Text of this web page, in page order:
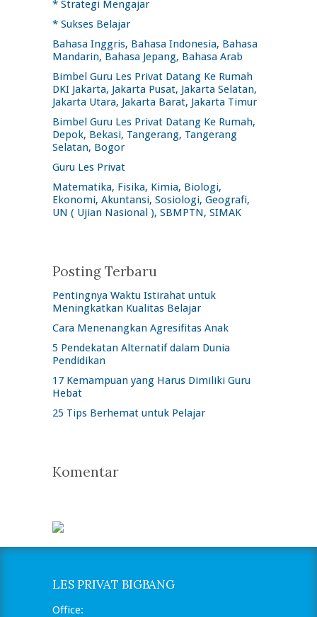
* Strategi Mengajar
* Sukses Belajar
Bahasa Inggris, Bahasa Indonesia, Bahasa
Mandarin, Bahasa Jepang, Bahasa Arab
Bimbel Guru Les Privat Datang Ke Rumah
DKI Jakarta, Jakarta Pusat, Jakarta Selatan,
Jakarta Utara, Jakarta Barat, Jakarta Timur
Bimbel Guru Les Privat Datang Ke Rumah,
Depok, Bekasi, Tangerang, Tangerang
Selatan, Bogor
Guru Les Privat
Matematika, Fisika, Kimia, Biologi,
Ekonomi, Akuntansi, Sosiologi, Geografi,
UN ( Ujian Nasional ), SBMPTN, SIMAK
Posting Terbaru
Pentingnya Waktu Istirahat untuk
Meningkatkan Kualitas Belajar
Cara Menenangkan Agresifitas Anak
5 Pendekatan Alternatif dalam Dunia
Pendidikan
17 Kemampuan yang Harus Dimiliki Guru
Hebat
25 Tips Berhemat untuk Pelajar
Komentar
LES PRIVAT BIGBANG
Office: